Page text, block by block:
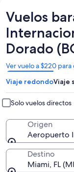
Vuelos
Dorado
Ver vuelo a $220
Se
abrirá
en
una
nueva
ventana
Viaje redondoViaje
Solo vuelos directos
Origen
Aeropuerto
Destino
Miami, FL